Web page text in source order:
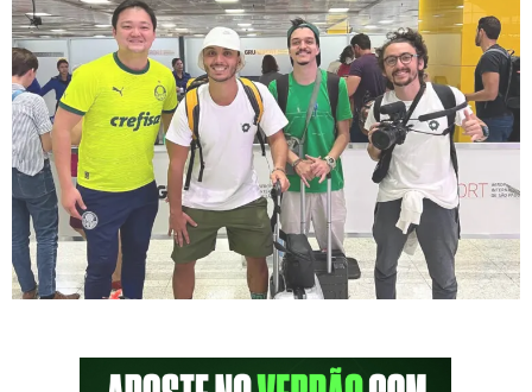
volta a campo no dia 19, para enfrentar o Al